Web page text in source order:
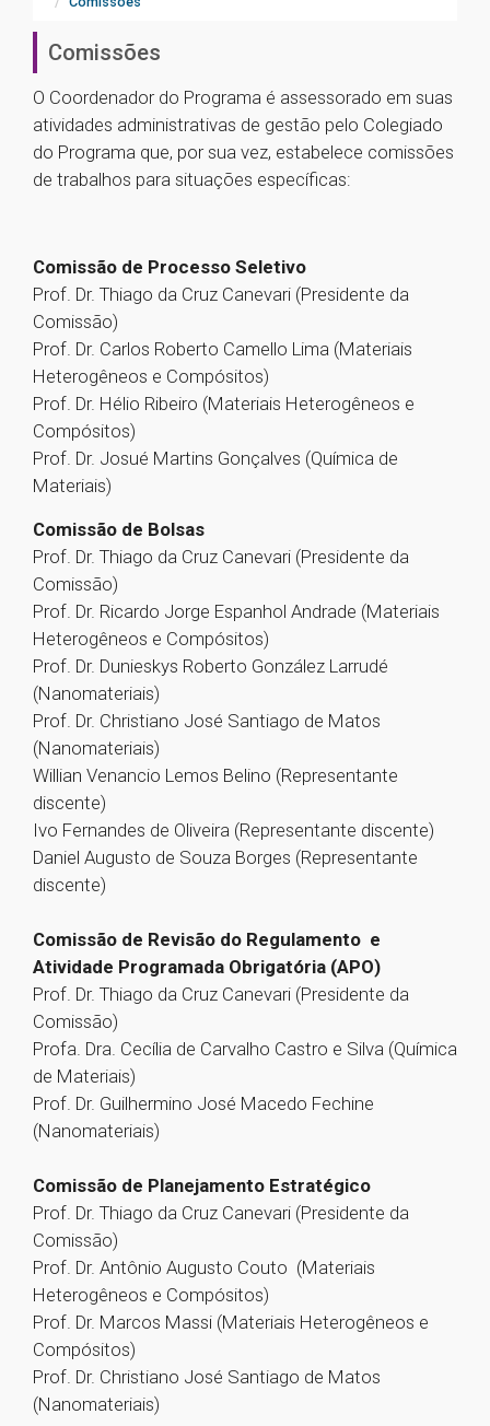
Comissões
O Coordenador do Programa é assessorado em suas
atividades administrativas de gestão pelo Colegiado
do Programa que, por sua vez, estabelece comissões
de trabalhos para situações específicas:
Comissão de Processo Seletivo
Prof. Dr. Thiago da Cruz Canevari (Presidente da
Comissão)
Prof. Dr. Carlos Roberto Camello Lima (Materiais
Heterogêneos e Compósitos)
Prof. Dr. Hélio Ribeiro (Materiais Heterogêneos e
Compósitos)
Prof. Dr. Josué Martins Gonçalves (Química de
Materiais)
Comissão de Bolsas
Prof. Dr. Thiago da Cruz Canevari (Presidente da
Comissão)
Prof. Dr. Ricardo Jorge Espanhol Andrade (Materiais
Heterogêneos e Compósitos)
Prof. Dr. Dunieskys Roberto González Larrudé
(Nanomateriais)
Prof. Dr. Christiano José Santiago de Matos
(Nanomateriais)
Willian Venancio Lemos Belino (Representante
discente)
Ivo Fernandes de Oliveira (Representante discente)
Daniel Augusto de Souza Borges (Representante
discente)
Comissão de Revisão do Regulamento e
Atividade Programada Obrigatória (APO)
Prof. Dr. Thiago da Cruz Canevari (Presidente da
Comissão)
Profa. Dra. Cecília de Carvalho Castro e Silva (Química
de Materiais)
Prof. Dr. Guilhermino José Macedo Fechine
(Nanomateriais)
Comissão de Planejamento Estratégico
Prof. Dr. Thiago da Cruz Canevari (Presidente da
Comissão)
Prof. Dr. Antônio Augusto Couto (Materiais
Heterogêneos e Compósitos)
Prof. Dr. Marcos Massi (Materiais Heterogêneos e
Compósitos)
Prof. Dr. Christiano José Santiago de Matos
(Nanomateriais)